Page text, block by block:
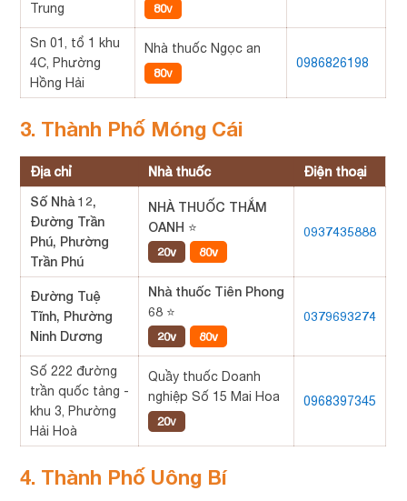
Trung
80v
Sn 01, tổ 1 khu
4C, Phường
Hồng Hải
Nhà thuốc Ngọc an
80v
0986826198
3. Thành Phố Móng Cái
Địa chỉ Nhà thuốc
Điện thoại
Số Nhà 12,
Đường Trần
Phú, Phường
Trần Phú
NHÀ THUỐC THẮM
OANH ⭐
20v 80v
0937435888
Đường Tuệ
Tĩnh, Phường
Ninh Dương
Nhà thuốc Tiên Phong
68 ⭐
20v 80v
0379693274
Số 222 đường
trần quốc tảng -
khu 3, Phường
Hải Hoà
Quầy thuốc Doanh
nghiệp Số 15 Mai Hoa
20v
0968397345
4. Thành Phố Uông Bí